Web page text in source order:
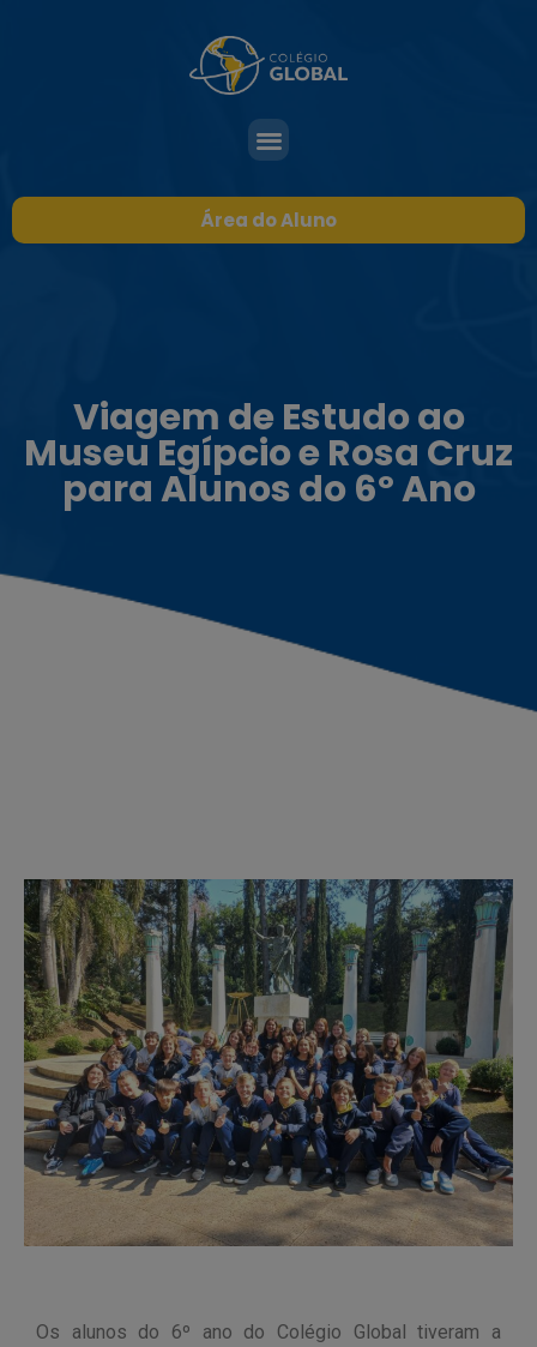
Área do Aluno
Viagem de Estudo ao
Museu Egípcio e Rosa Cruz
para Alunos do 6º Ano
Os alunos do 6º ano do Colégio Global tiveram a